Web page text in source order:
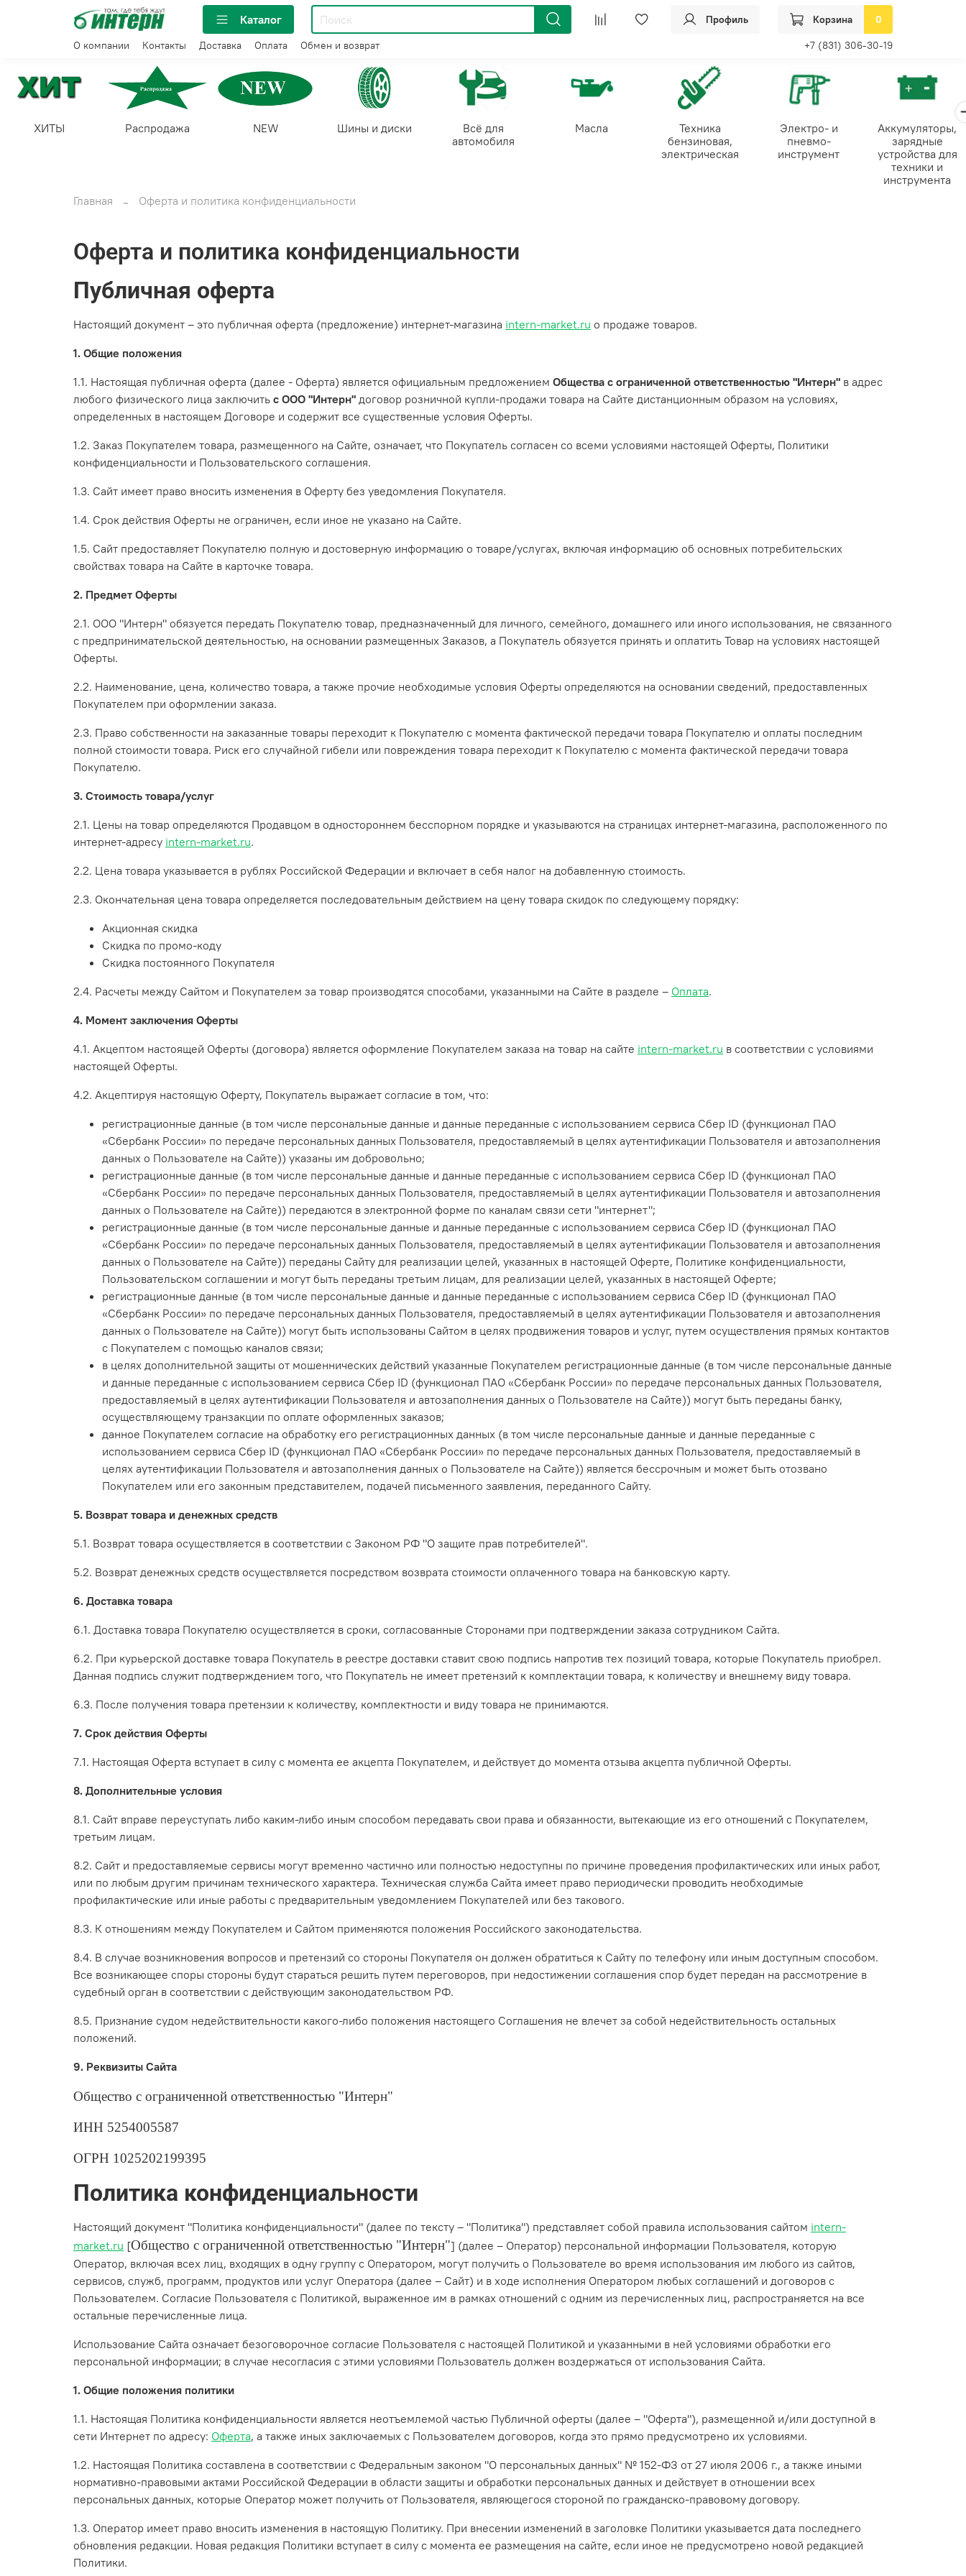
Каталог Профиль Корзина 0
О компании Контакты Доставка Оплата Обмен и возврат +7 (831) 306-30-19
ХИТЫ Распродажа NEW Шины и диски
Всё для
автомобиля
Масла
Техника
бензиновая,
электрическая
Электро- и
пневмо-
инструмент
Аккумуляторы,
зарядные
устройства для
техники и
инструмента
Главная
Оферта и политика конфиденциальности
Оферта и политика конфиденциальности
Публичная оферта
Настоящий документ – это публичная оферта (предложение) интернет-магазина intern-market.ru о продаже товаров.
1. Общие положения
1.1. Настоящая публичная оферта (далее - Оферта) является официальным предложением Общества с ограниченной ответственностью "Интерн" в адрес
любого физического лица заключить с ООО "Интерн" договор розничной купли-продажи товара на Сайте дистанционным образом на условиях,
определенных в настоящем Договоре и содержит все существенные условия Оферты.
1.2. Заказ Покупателем товара, размещенного на Сайте, означает, что Покупатель согласен со всеми условиями настоящей Оферты, Политики
конфиденциальности и Пользовательского соглашения.
1.3. Сайт имеет право вносить изменения в Оферту без уведомления Покупателя.
1.4. Срок действия Оферты не ограничен, если иное не указано на Сайте.
1.5. Сайт предоставляет Покупателю полную и достоверную информацию о товаре/услугах, включая информацию об основных потребительских
свойствах товара на Сайте в карточке товара.
2. Предмет Оферты
2.1. ООО "Интерн" обязуется передать Покупателю товар, предназначенный для личного, семейного, домашнего или иного использования, не связанного
с предпринимательской деятельностью, на основании размещенных Заказов, а Покупатель обязуется принять и оплатить Товар на условиях настоящей
Оферты.
2.2. Наименование, цена, количество товара, а также прочие необходимые условия Оферты определяются на основании сведений, предоставленных
Покупателем при оформлении заказа.
2.3. Право собственности на заказанные товары переходит к Покупателю с момента фактической передачи товара Покупателю и оплаты последним
полной стоимости товара. Риск его случайной гибели или повреждения товара переходит к Покупателю с момента фактической передачи товара
Покупателю.
3. Стоимость товара/услуг
2.1. Цены на товар определяются Продавцом в одностороннем бесспорном порядке и указываются на страницах интернет-магазина, расположенного по
интернет-адресу intern-market.ru.
2.2. Цена товара указывается в рублях Российской Федерации и включает в себя налог на добавленную стоимость.
2.3. Окончательная цена товара определяется последовательным действием на цену товара скидок по следующему порядку:
Акционная скидка
Скидка по промо-коду
Скидка постоянного Покупателя
2.4. Расчеты между Сайтом и Покупателем за товар производятся способами, указанными на Сайте в разделе – Оплата.
4. Момент заключения Оферты
4.1. Акцептом настоящей Оферты (договора) является оформление Покупателем заказа на товар на сайте intern-market.ru в соответствии с условиями
настоящей Оферты.
4.2. Акцептируя настоящую Оферту, Покупатель выражает согласие в том, что:
регистрационные данные (в том числе персональные данные и данные переданные с использованием сервиса Сбер ID (функционал ПАО
«Сбербанк России» по передаче персональных данных Пользователя, предоставляемый в целях аутентификации Пользователя и автозаполнения
данных о Пользователе на Сайте)) указаны им добровольно;
регистрационные данные (в том числе персональные данные и данные переданные с использованием сервиса Сбер ID (функционал ПАО
«Сбербанк России» по передаче персональных данных Пользователя, предоставляемый в целях аутентификации Пользователя и автозаполнения
данных о Пользователе на Сайте)) передаются в электронной форме по каналам связи сети "интернет";
регистрационные данные (в том числе персональные данные и данные переданные с использованием сервиса Сбер ID (функционал ПАО
«Сбербанк России» по передаче персональных данных Пользователя, предоставляемый в целях аутентификации Пользователя и автозаполнения
данных о Пользователе на Сайте)) переданы Сайту для реализации целей, указанных в настоящей Оферте, Политике конфиденциальности,
Пользовательском соглашении и могут быть переданы третьим лицам, для реализации целей, указанных в настоящей Оферте;
регистрационные данные (в том числе персональные данные и данные переданные с использованием сервиса Сбер ID (функционал ПАО
«Сбербанк России» по передаче персональных данных Пользователя, предоставляемый в целях аутентификации Пользователя и автозаполнения
данных о Пользователе на Сайте)) могут быть использованы Сайтом в целях продвижения товаров и услуг, путем осуществления прямых контактов
с Покупателем с помощью каналов связи;
в целях дополнительной защиты от мошеннических действий указанные Покупателем регистрационные данные (в том числе персональные данные
и данные переданные с использованием сервиса Сбер ID (функционал ПАО «Сбербанк России» по передаче персональных данных Пользователя,
предоставляемый в целях аутентификации Пользователя и автозаполнения данных о Пользователе на Сайте)) могут быть переданы банку,
осуществляющему транзакции по оплате оформленных заказов;
данное Покупателем согласие на обработку его регистрационных данных (в том числе персональные данные и данные переданные с
использованием сервиса Сбер ID (функционал ПАО «Сбербанк России» по передаче персональных данных Пользователя, предоставляемый в
целях аутентификации Пользователя и автозаполнения данных о Пользователе на Сайте)) является бессрочным и может быть отозвано
Покупателем или его законным представителем, подачей письменного заявления, переданного Сайту.
5. Возврат товара и денежных средств
5.1. Возврат товара осуществляется в соответствии с Законом РФ "О защите прав потребителей".
5.2. Возврат денежных средств осуществляется посредством возврата стоимости оплаченного товара на банковскую карту.
6. Доставка товара
6.1. Доставка товара Покупателю осуществляется в сроки, согласованные Сторонами при подтверждении заказа сотрудником Сайта.
6.2. При курьерской доставке товара Покупатель в реестре доставки ставит свою подпись напротив тех позиций товара, которые Покупатель приобрел.
Данная подпись служит подтверждением того, что Покупатель не имеет претензий к комплектации товара, к количеству и внешнему виду товара.
6.3. После получения товара претензии к количеству, комплектности и виду товара не принимаются.
7. Срок действия Оферты
7.1. Настоящая Оферта вступает в силу с момента ее акцепта Покупателем, и действует до момента отзыва акцепта публичной Оферты.
8. Дополнительные условия
8.1. Сайт вправе переуступать либо каким-либо иным способом передавать свои права и обязанности, вытекающие из его отношений с Покупателем,
третьим лицам.
8.2. Сайт и предоставляемые сервисы могут временно частично или полностью недоступны по причине проведения профилактических или иных работ,
или по любым другим причинам технического характера. Техническая служба Сайта имеет право периодически проводить необходимые
профилактические или иные работы с предварительным уведомлением Покупателей или без такового.
8.3. К отношениям между Покупателем и Сайтом применяются положения Российского законодательства.
8.4. В случае возникновения вопросов и претензий со стороны Покупателя он должен обратиться к Сайту по телефону или иным доступным способом.
Все возникающее споры стороны будут стараться решить путем переговоров, при недостижении соглашения спор будет передан на рассмотрение в
судебный орган в соответствии с действующим законодательством РФ.
8.5. Признание судом недействительности какого-либо положения настоящего Соглашения не влечет за собой недействительность остальных
положений.
9. Реквизиты Сайта
Общество с ограниченной ответственностью "Интерн"
ИНН 5254005587
ОГРН 1025202199395
Политика конфиденциальности
Настоящий документ "Политика конфиденциальности" (далее по тексту – "Политика") представляет собой правила использования сайтом intern-
market.ru [Общество с ограниченной ответственностью "Интерн"] (далее – Оператор) персональной информации Пользователя, которую
Оператор, включая всех лиц, входящих в одну группу с Оператором, могут получить о Пользователе во время использования им любого из сайтов,
сервисов, служб, программ, продуктов или услуг Оператора (далее – Сайт) и в ходе исполнения Оператором любых соглашений и договоров с
Пользователем. Согласие Пользователя с Политикой, выраженное им в рамках отношений с одним из перечисленных лиц, распространяется на все
остальные перечисленные лица.
Использование Сайта означает безоговорочное согласие Пользователя с настоящей Политикой и указанными в ней условиями обработки его
персональной информации; в случае несогласия с этими условиями Пользователь должен воздержаться от использования Сайта.
1. Общие положения политики
1.1. Настоящая Политика конфиденциальности является неотъемлемой частью Публичной оферты (далее – "Оферта"), размещенной и/или доступной в
сети Интернет по адресу: Оферта, а также иных заключаемых с Пользователем договоров, когда это прямо предусмотрено их условиями.
1.2. Настоящая Политика составлена в соответствии с Федеральным законом "О персональных данных" № 152-ФЗ от 27 июля 2006 г., а также иными
нормативно-правовыми актами Российской Федерации в области защиты и обработки персональных данных и действует в отношении всех
персональных данных, которые Оператор может получить от Пользователя, являющегося стороной по гражданско-правовому договору.
1.3. Оператор имеет право вносить изменения в настоящую Политику. При внесении изменений в заголовке Политики указывается дата последнего
обновления редакции. Новая редакция Политики вступает в силу с момента ее размещения на сайте, если иное не предусмотрено новой редакцией
Политики.